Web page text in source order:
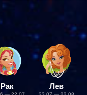
Рак Лев